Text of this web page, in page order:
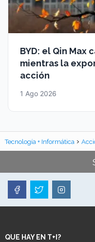
BYD: el Qin Max
mientras la
acción
1 Ago 2026
Tecnología + Informática
QUE HAY EN T+I?